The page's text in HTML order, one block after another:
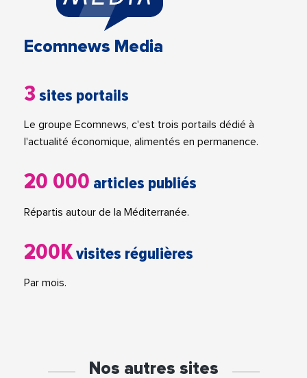
Ecomnews Media
3 sites portails
Le groupe Ecomnews, c'est trois portails dédié à
l'actualité économique, alimentés en permanence.
20 000 articles publiés
Répartis autour de la Méditerranée.
200Kvisites régulières
Par mois.
Nos autres sites